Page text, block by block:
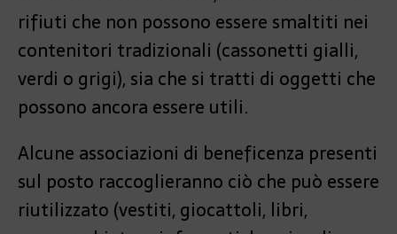
rifiuti che non possono essere smaltiti nei
contenitori tradizionali (cassonetti gialli,
verdi o grigi), sia che si tratti di oggetti che
possono ancora essere utili.
Alcune associazioni di beneficenza presenti
sul posto raccoglieranno ciò che può essere
riutilizzato (vestiti, giocattoli, libri,